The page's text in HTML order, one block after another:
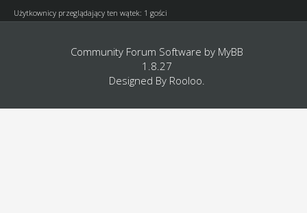
Użytkownicy przeglądający ten wątek: 1 gości
Community Forum Software by MyBB
1.8.27
Designed By Rooloo.